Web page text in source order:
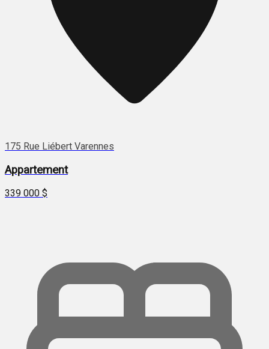
175 Rue Liébert Varennes
Appartement
339 000 $